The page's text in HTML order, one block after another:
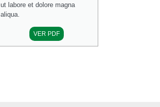
ut labore et dolore magna
aliqua.
VER PDF